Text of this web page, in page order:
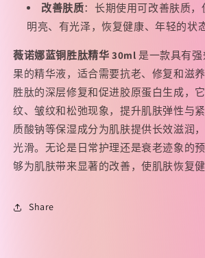
改善肤质：长期使用可改善肤质
明亮、有光泽，恢复健康、年轻的状态
薇诺娜蓝铜胜肽精华 30ml 是一款具有
果的精华液，适合需要抗老、修复和滋
胜肽的深层修复和促进胶原蛋白生成，
纹、皱纹和松弛现象，提升肌肤弹性与
质酸钠等保湿成分为肌肤提供长效滋润
光滑。无论是日常护理还是衰老迹象的
够为肌肤带来显著的改善，使肌肤恢复
Share